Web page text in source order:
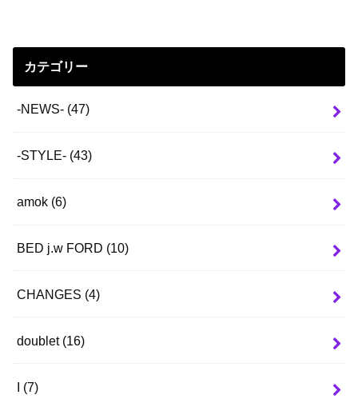
カテゴリー
-NEWS- (47)
-STYLE- (43)
amok (6)
BED j.w FORD (10)
CHANGES (4)
doublet (16)
I (7)